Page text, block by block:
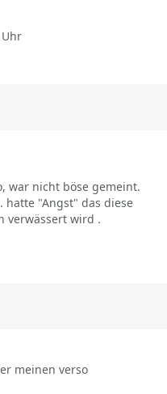
Uhr
war nicht böse gemeint.
hatte "Angst" das diese
verwässert wird .
meinen verso